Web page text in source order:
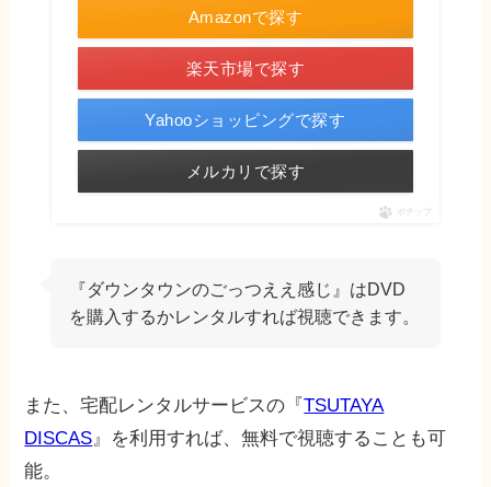
Amazonで探す
楽天市場で探す
Yahooショッピングで探す
メルカリで探す
ポチップ
『ダウンタウンのごっつええ感じ』はDVD
を購入するかレンタルすれば視聴できます。
また、宅配レンタルサービスの『TSUTAYA
DISCAS』を利用すれば、無料で視聴することも可
能。